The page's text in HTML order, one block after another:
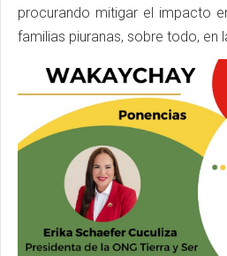
procurando mitigar el impacto
familias piuranas, sobre todo, en